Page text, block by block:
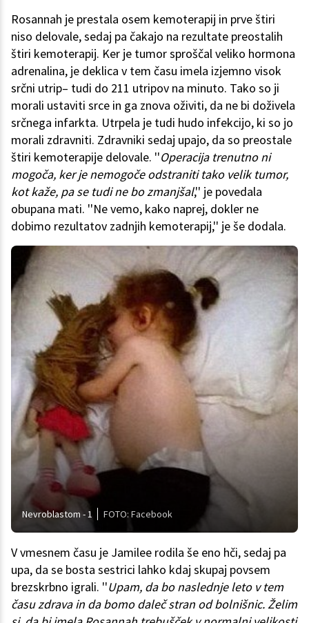
Rosannah je prestala osem kemoterapij in prve štiri
niso delovale, sedaj pa čakajo na rezultate preostalih
štiri kemoterapij. Ker je tumor sproščal veliko hormona
adrenalina, je deklica v tem času imela izjemno visok
srčni utrip– tudi do 211 utripov na minuto. Tako so ji
morali ustaviti srce in ga znova oživiti, da ne bi doživela
srčnega infarkta. Utrpela je tudi hudo infekcijo, ki so jo
morali zdravniti. Zdravniki sedaj upajo, da so preostale
štiri kemoterapije delovale. ''Operacija trenutno ni
mogoča, ker je nemogoče odstraniti tako velik tumor,
kot kaže, pa se tudi ne bo zmanjšal,'' je povedala
obupana mati. ''Ne vemo, kako naprej, dokler ne
dobimo rezultatov zadnjih kemoterapij,'' je še dodala.
Nevroblastom - 1 FOTO: Facebook
V vmesnem času je Jamilee rodila še eno hči, sedaj pa
upa, da se bosta sestrici lahko kdaj skupaj povsem
brezskrbno igrali. ''Upam, da bo naslednje leto v tem
času zdrava in da bomo daleč stran od bolnišnic. Želim